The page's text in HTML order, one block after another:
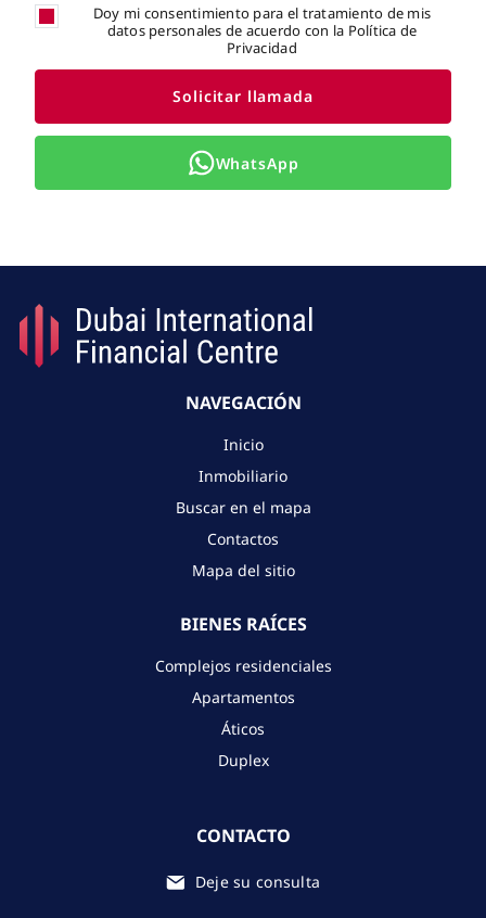
Doy mi consentimiento para el tratamiento de mis
datos personales de acuerdo con la Política de
Privacidad
Solicitar llamada
WhatsApp
NAVEGACIÓN
Inicio
Inmobiliario
Buscar en el mapa
Contactos
Mapa del sitio
BIENES RAÍCES
Complejos residenciales
Apartamentos
Áticos
Duplex
CONTACTO
Deje su consulta